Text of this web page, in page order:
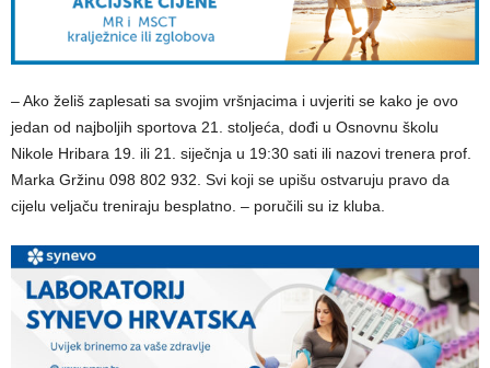
– Ako želiš zaplesati sa svojim vršnjacima i uvjeriti se kako je ovo
jedan od najboljih sportova 21. stoljeća, dođi u Osnovnu školu
Nikole Hribara 19. ili 21. siječnja u 19:30 sati ili nazovi trenera prof.
Marka Gržinu 098 802 932. Svi koji se upišu ostvaruju pravo da
cijelu veljaču treniraju besplatno. – poručili su iz kluba.